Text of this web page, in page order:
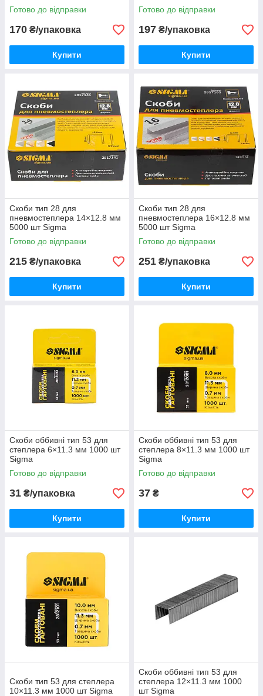
Готово до відправки
170 ₴/упаковка
Купити
Готово до відправки
197 ₴/упаковка
Купити
Скоби тип 28 для
пневмостеплера 14×12.8 мм
5000 шт Sigma
Готово до відправки
215 ₴/упаковка
Купити
Скоби тип 28 для
пневмостеплера 16×12.8 мм
5000 шт Sigma
Готово до відправки
251 ₴/упаковка
Купити
Скоби оббивні тип 53 для
степлера 6×11.3 мм 1000 шт
Sigma
Готово до відправки
31 ₴/упаковка
Купити
Скоби оббивні тип 53 для
степлера 8×11.3 мм 1000 шт
Sigma
Готово до відправки
37 ₴
Купити
Скоби тип 53 для степлера
10×11.3 мм 1000 шт Sigma
Скоби оббивні тип 53 для
степлера 12×11.3 мм 1000
шт Sigma